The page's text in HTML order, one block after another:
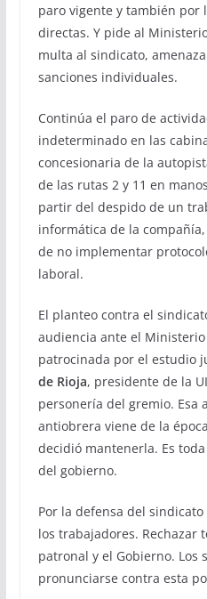
paro vigente y también por
directas. Y pide al
multa al sindicato,
sanciones individuales.
Continúa el paro de
indeterminado en las
concesionaria de la
de las rutas 2 y 11 en
partir del despido de un
informática de la
de no implementar
laboral.
El planteo contra el
audiencia ante el
patrocinada por el estudio
de Rioja, presidente de la
personería del gremio. Esa
antiobrera viene de la
decidió mantenerla. Es
del gobierno.
Por la defensa del
los trabajadores. Rechazar
patronal y el Gobierno. Los
pronunciarse contra esta